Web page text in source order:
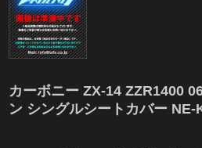
カーボニー ZX-14 ZZR1400
ン シングルシートカバー NE-